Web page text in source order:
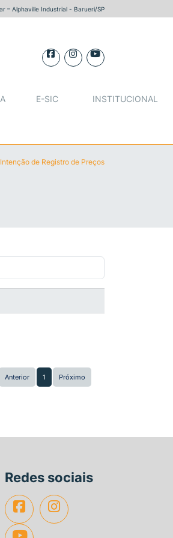
EM ESPAÇOS PÚBLICOS
– Alphaville Industrial - Barueri/SP
E-SIC INSTITUCIONAL
Intenção de Registro de Preços
Anterior 1 Próximo
Redes sociais